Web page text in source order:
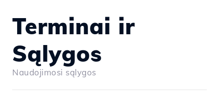
Terminai ir
Sąlygos
Naudojimosi sąlygos